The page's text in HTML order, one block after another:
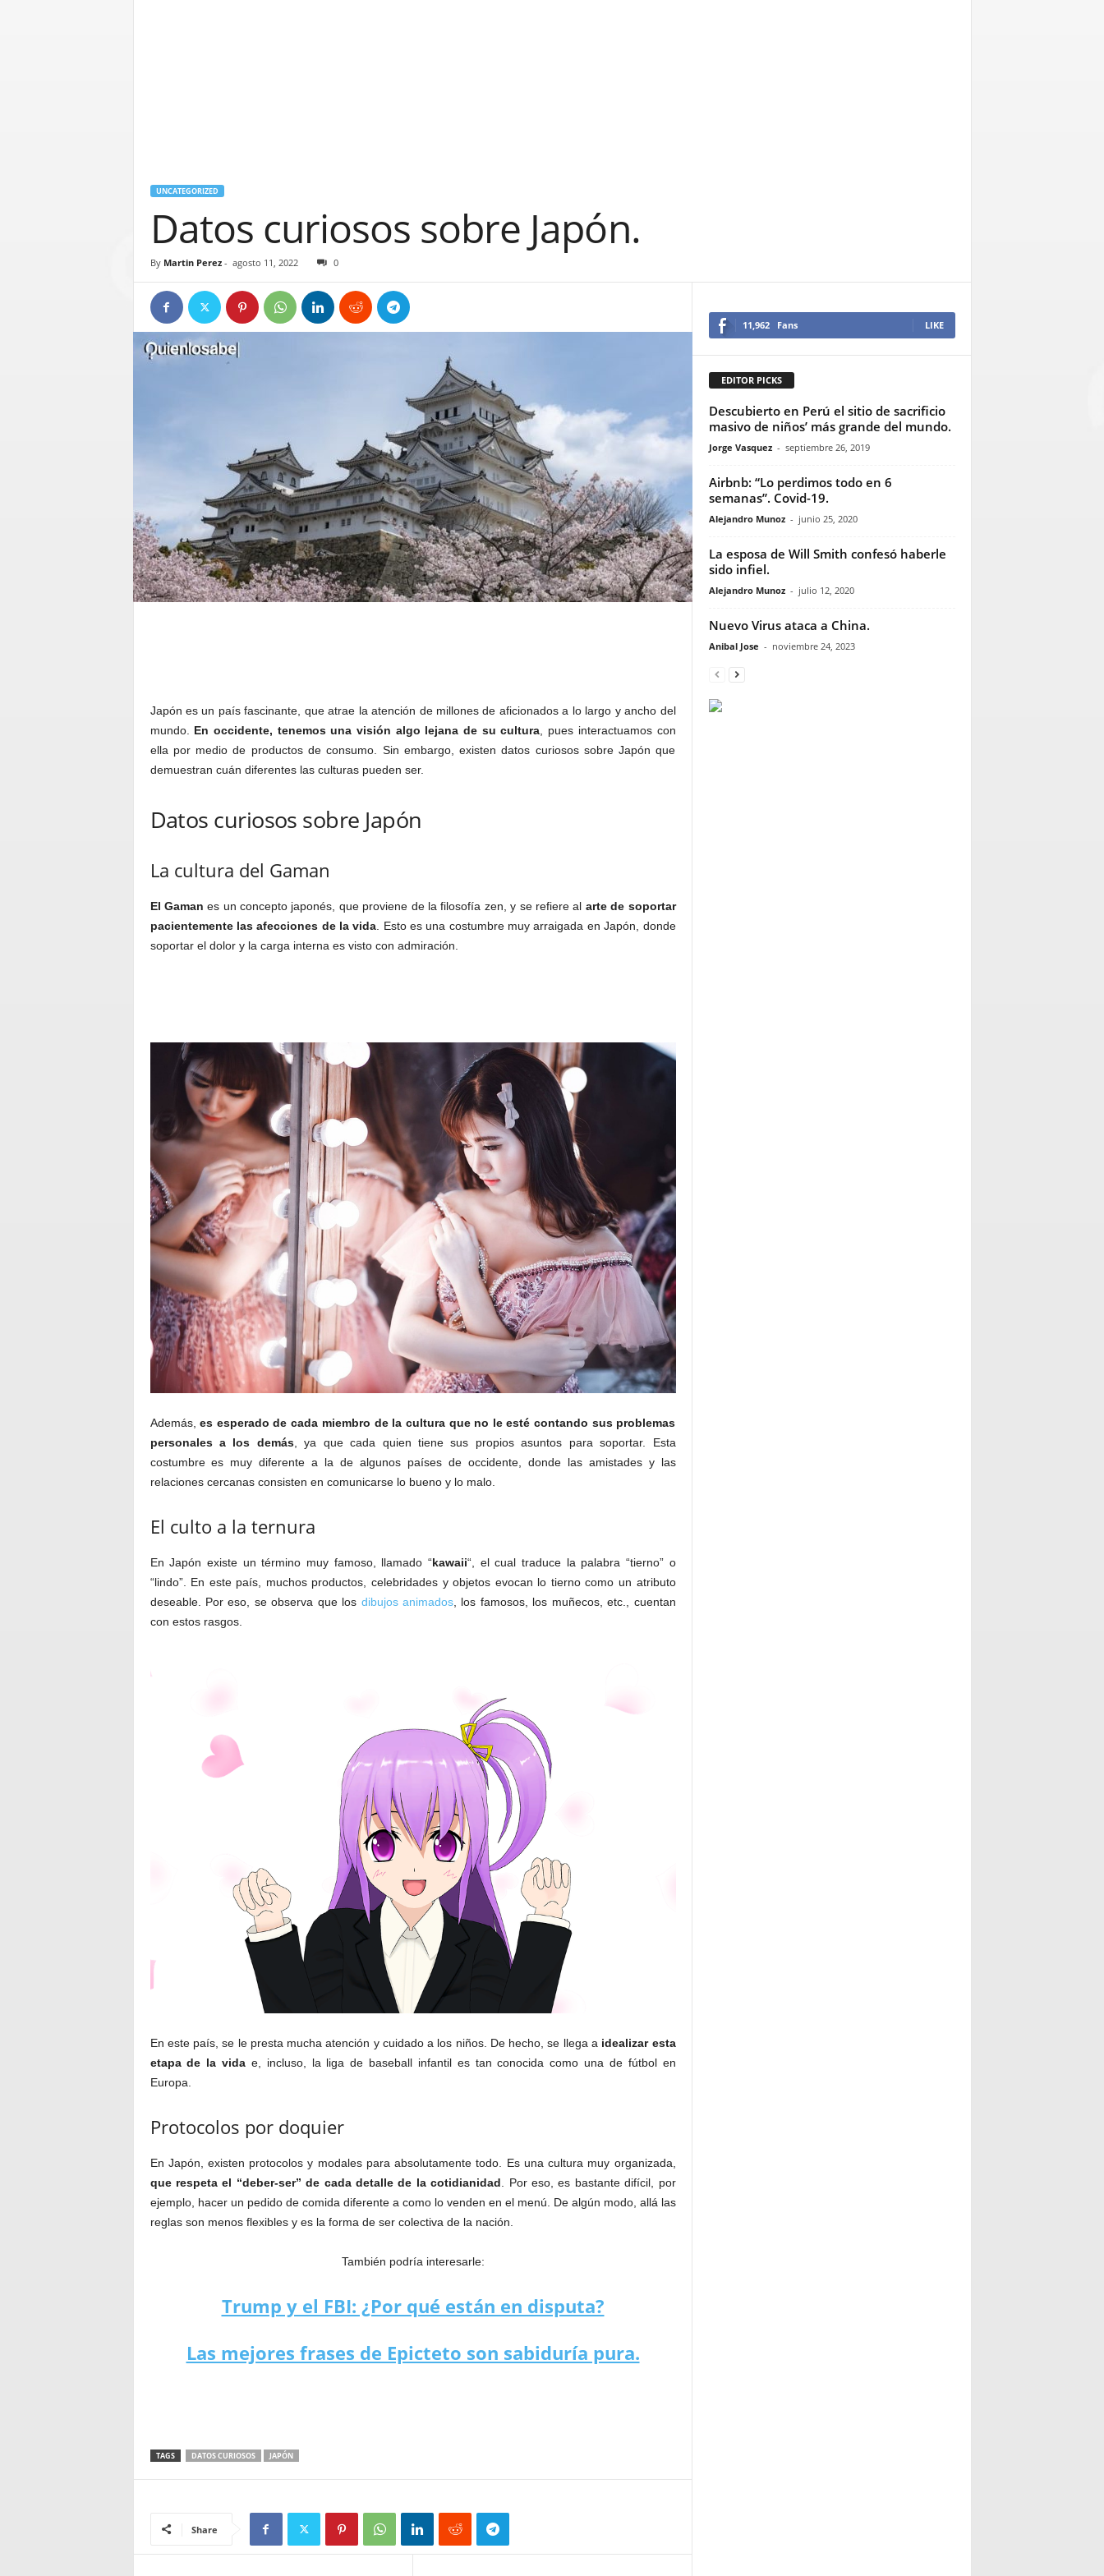
UNCATEGORIZED
Datos curiosos sobre Japón.
By Martin Perez- agosto 11, 2022 0
Japón es un país fascinante, que atrae la atención de millones de aficionados a lo largo y ancho del
mundo. En occidente, tenemos una visión algo lejana de su cultura , pues interactuamos con
ella por medio de productos de consumo. Sin embargo, existen datos curiosos sobre Japón que
demuestran cuán diferentes las culturas pueden ser.
Datos curiosos sobre Japón
La cultura del Gaman
El Gaman es un concepto japonés, que proviene de la filosofía zen, y se refiere al arte de soportar
pacientemente las afecciones de la vida . Esto es una costumbre muy arraigada en Japón, donde
soportar el dolor y la carga interna es visto con admiración.
Además, es esperado de cada miembro de la cultura que no le esté contando sus problemas
personales a los demás, ya que cada quien tiene sus propios asuntos para soportar. Esta
costumbre es muy diferente a la de algunos países de occidente, donde las amistades y las
relaciones cercanas consisten en comunicarse lo bueno y lo malo.
El culto a la ternura
En Japón existe un término muy famoso, llamado “kawaii“, el cual traduce la palabra “tierno” o
“lindo”. En este país, muchos productos, celebridades y objetos evocan lo tierno como un atributo
deseable. Por eso, se observa que los dibujos animados, los famosos, los muñecos, etc., cuentan
con estos rasgos.
En este país, se le presta mucha atención y cuidado a los niños. De hecho, se llega a idealizar esta
etapa de la vida e, incluso, la liga de baseball infantil es tan conocida como una de fútbol en
Europa.
Protocolos por doquier
En Japón, existen protocolos y modales para absolutamente todo. Es una cultura muy organizada,
que respeta el “deber-ser” de cada detalle de la cotidianidad . Por eso, es bastante difícil, por
ejemplo, hacer un pedido de comida diferente a como lo venden en el menú. De algún modo, allá las
reglas son menos flexibles y es la forma de ser colectiva de la nación.
También podría interesarle:
Trump y el FBI: ¿Por qué están en disputa?
Las mejores frases de Epicteto son sabiduría pura.
TAGS DATOS CURIOSOS JAPÓN
Share
11,962 Fans LIKE
EDITOR PICKS
Descubierto en Perú el sitio de sacrificio
masivo de niños’ más grande del mundo.
Jorge Vasquez - septiembre 26, 2019
Airbnb: “Lo perdimos todo en 6
semanas”. Covid-19.
Alejandro Munoz - junio 25, 2020
La esposa de Will Smith confesó haberle
sido infiel.
Alejandro Munoz - julio 12, 2020
Nuevo Virus ataca a China.
Anibal Jose - noviembre 24, 2023